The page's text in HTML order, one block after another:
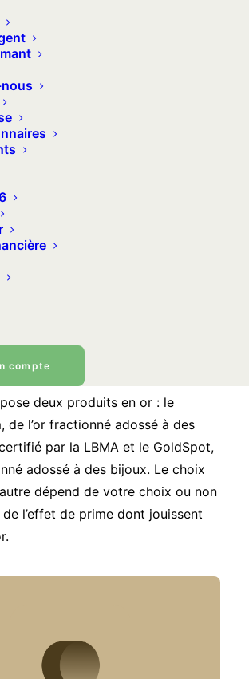
compte
et vous pouvez ensuite choisir
vendre ces grammes d’or à tout
à votre carte Mastercard
fractions de
or ou de pièce en or
deux produits en or : le
de l’or fractionné adossé à des
par la LBMA et le GoldSpot,
adossé à des bijoux. Le choix
dépend de votre choix ou non
l’effet de prime dont jouissent